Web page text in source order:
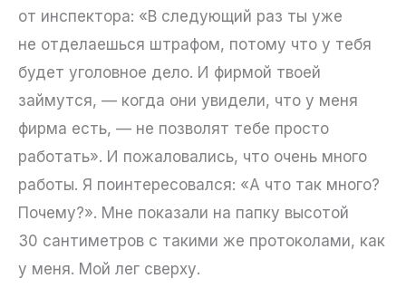
от инспектора: «В следующий раз ты уже
не отделаешься штрафом, потому что у тебя
будет уголовное дело. И фирмой твоей
займутся, — когда они увидели, что у меня
фирма есть, — не позволят тебе просто
работать». И пожаловались, что очень много
работы. Я поинтересовался: «А что так много?
Почему?». Мне показали на папку высотой
30 сантиметров с такими же протоколами, как
у меня. Мой лег сверху.